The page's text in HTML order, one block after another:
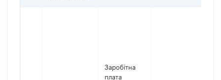
Заробітна
плата